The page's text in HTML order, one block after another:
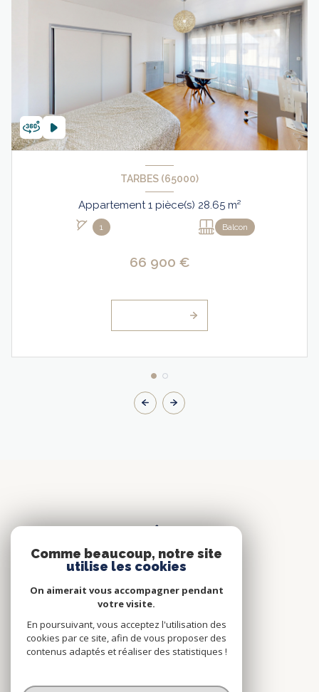
TARBES (65000)
Appartement 1 pièce(s) 28.65 m²
1 Balcon
66 900 €
Comme beaucoup, notre site
utilise les cookies
On aimerait vous accompagner pendant
votre visite.
En poursuivant, vous acceptez l'utilisation des
cookies par ce site, afin de vous proposer des
contenus adaptés et réaliser des statistiques !